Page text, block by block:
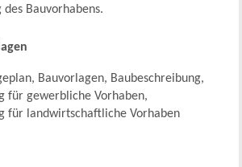
Bauvorhabens.
Bauvorlagen, Baubeschreibung,
für gewerbliche Vorhaben,
für landwirtschaftliche Vorhaben